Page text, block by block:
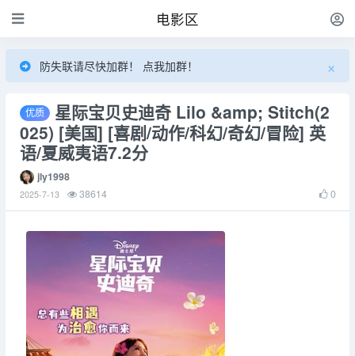
电影区
防失联请尽快加群！ 点我加群！
×
星际宝贝史迪奇 Lilo &amp; Stitch(2
025) [美国] [喜剧/动作/科幻/奇幻/冒险] 英
语/夏威夷语7.2分
jly1998
2025-7-13 38614 0